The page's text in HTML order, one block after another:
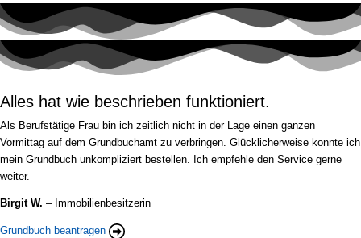
Alles hat wie beschrieben funktioniert.
Als Berufstätige Frau bin ich zeitlich nicht in der Lage einen ganzen
Vormittag auf dem Grundbuchamt zu verbringen. Glücklicherweise konnte ich
mein Grundbuch unkompliziert bestellen. Ich empfehle den Service gerne
weiter.
Birgit W. – Immobilienbesitzerin
Grundbuch beantragen